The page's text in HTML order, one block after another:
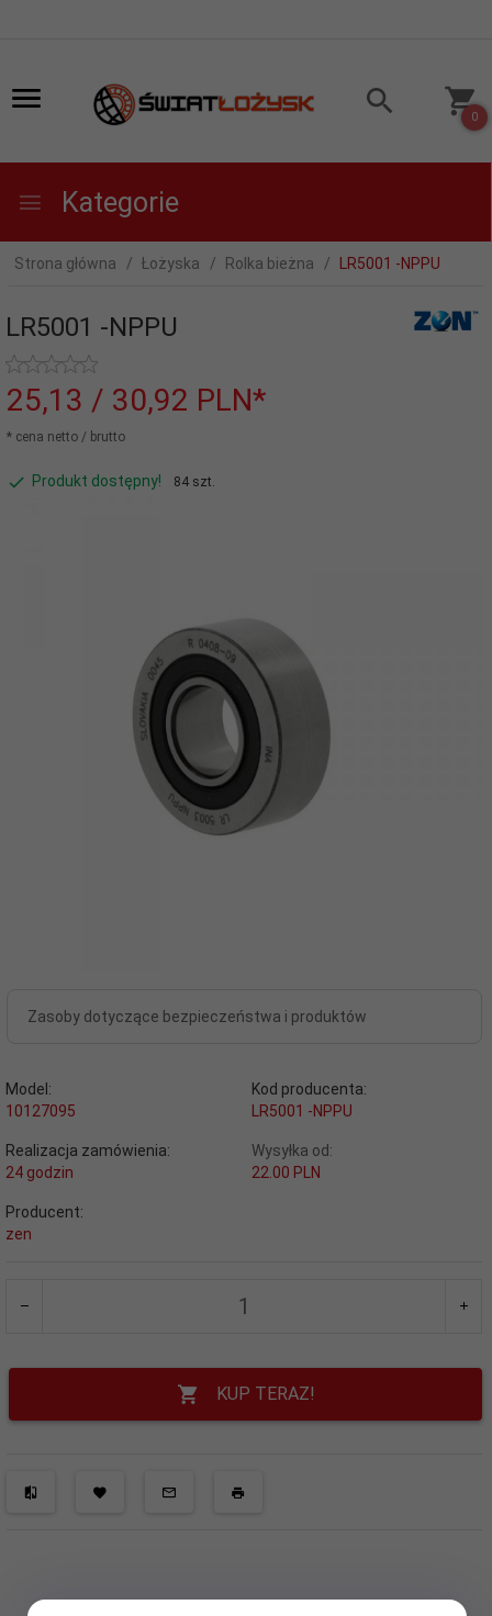
0
Kategorie
Strona główna Łożyska Rolka bieżna LR5001 -NPPU
LR5001 -NPPU
25,13 / 30,92 PLN*
* cena netto / brutto
Produkt dostępny! 84 szt.
Zasoby dotyczące bezpieczeństwa i produktów
Model:
10127095
Kod producenta:
LR5001 -NPPU
Realizacja zamówienia:
24 godzin
Wysyłka od:
22.00 PLN
Producent:
zen
KUP TERAZ!